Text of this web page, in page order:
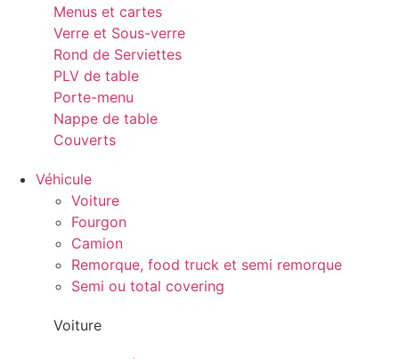
Menus et cartes
Verre et Sous-verre
Rond de Serviettes
PLV de table
Porte-menu
Nappe de table
Couverts
Véhicule
Voiture
Fourgon
Camion
Remorque, food truck et semi remorque
Semi ou total covering
Voiture